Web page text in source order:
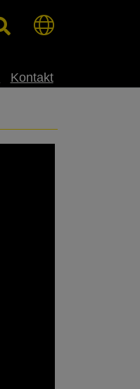
Kontakt